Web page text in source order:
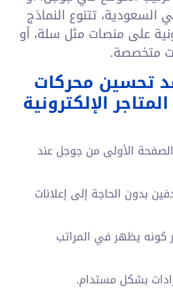
تتنوع النماذج
على منصات مثل سلة، أو
متخصصة.
تحسين محركات
الإلكترونية
الأولى من جوجل عند
بدون الحاجة إلى إعلانات
كونه يظهر في المراتب
بشكل مستدام.